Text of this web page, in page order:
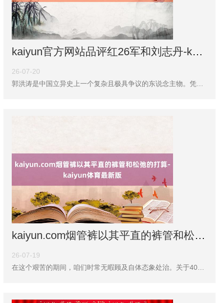
kaiyun官方网站品评红26军和刘志丹-kaiyun体育最新版
26-07-20
kaiyun.com烟管裤以其平直的裤管和松弛的打算-kaiyun体育最新版
26-07-19